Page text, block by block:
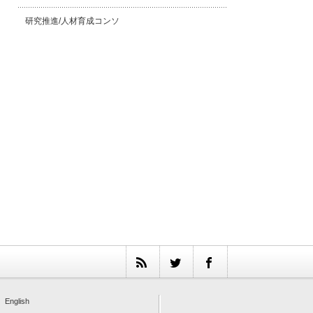
研究推進/人材育成コンソ
English